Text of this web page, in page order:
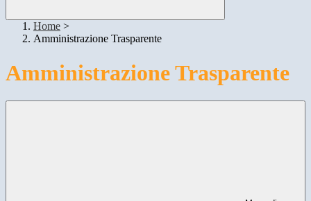
Home >
Amministrazione Trasparente
Amministrazione Trasparente